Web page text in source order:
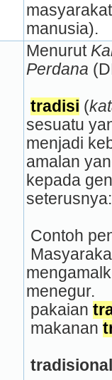
manusia).
Menurut
Perdana
tradisi (
sesuatu
menjadi
amalan
kepada
Contoh
menegur.
pakaian
makanan